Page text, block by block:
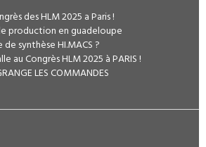
des HLM 2025 a Paris !
production en guadeloupe
de synthèse HI.MACS ?
au Congrès HLM 2025 à PARIS !
LES COMMANDES